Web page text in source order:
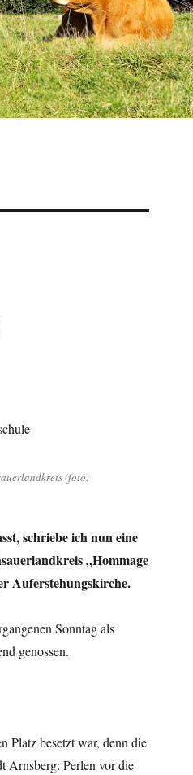
(foto:
schriebe ich nun eine
„Hommage
Auferstehungskirche.
Sonntag als
genossen.
Platz besetzt war, denn die
Arnsberg: Perlen vor die